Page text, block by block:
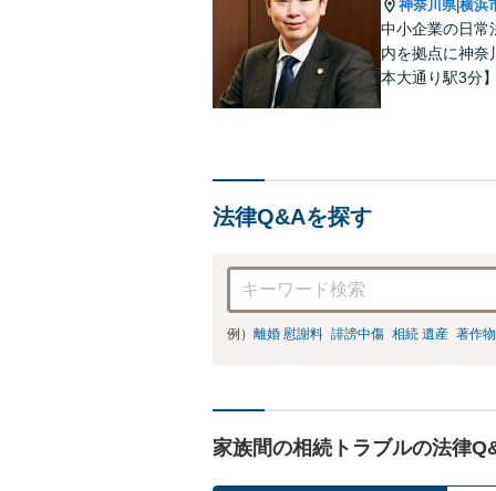
神奈川県|横浜
中小企業の日常
内を拠点に神奈
本大通り駅3分
法律Q&Aを探す
例） 離婚 慰謝料 誹謗中傷 相続 遺産 著作
家族間の相続トラブルの法律